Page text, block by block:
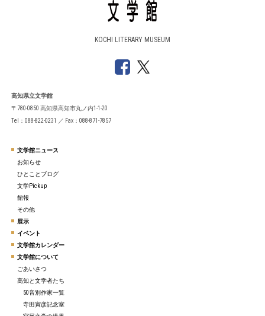
KOCHI LITERARY MUSEUM
高知県立文学館
〒780-0850 高知県高知市丸ノ内1-1-20
Tel：088-822-0231 ／ Fax：088-871-7857
文学館ニュース
お知らせ
ひとことブログ
文学Pickup
館報
その他
展示
イベント
文学館カレンダー
文学館について
ごあいさつ
高知と文学者たち
50音別作家一覧
寺田寅彦記念室